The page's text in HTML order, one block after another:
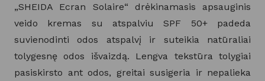
„SHEIDA Ecran Solaire“ drėkinamasis apsauginis
veido kremas su atspalviu SPF 50+ padeda
suvienodinti odos atspalvį ir suteikia natūraliai
tolygesnę odos išvaizdą. Lengva tekstūra tolygiai
pasiskirsto ant odos, greitai susigeria ir nepalieka